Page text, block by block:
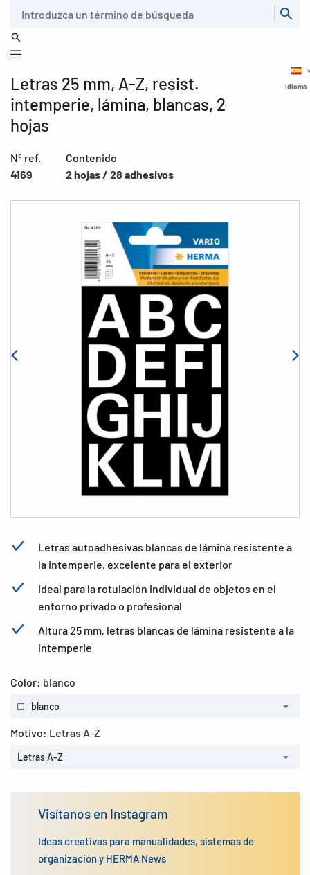
Idioma
Letras 25 mm, A-Z, resist.
intemperie, lámina, blancas, 2
hojas
Nº ref.
4169
Contenido
2 hojas / 28 adhesivos
Letras autoadhesivas blancas de lámina resistente a
la intemperie, excelente para el exterior
Ideal para la rotulación individual de objetos en el
entorno privado o profesional
Altura 25 mm, letras blancas de lámina resistente a la
intemperie
Color: blanco
blanco
Motivo: Letras A-Z
Letras A-Z
Visítanos en Instagram
Ideas creativas para manualidades, sistemas de
organización y HERMA News